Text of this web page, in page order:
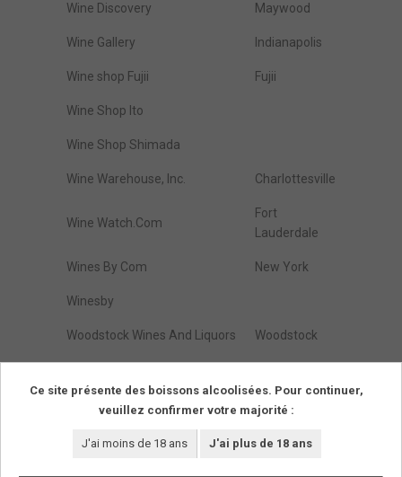
Wine Discovery Maywood
Wine Gallery Indianapolis
Wine shop Fujii Fujii
Wine Shop Ito
Wine Shop Shimada
Wine Warehouse, Inc. Charlottesville
Wine Watch.Com
Fort
Lauderdale
Wines By Com New York
Winesby
Woodstock Wines And Liquors Woodstock
274
Ce site présente des boissons alcoolisées. Pour continuer,
veuillez confirmer votre majorité :
J'ai moins de 18 ans J'ai plus de 18 ans